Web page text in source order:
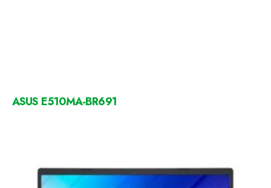
ASUS E510MA-BR691